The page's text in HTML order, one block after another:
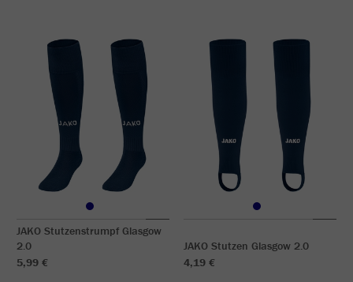
JAKO Stutzenstrumpf Glasgow
2.0
5,99 €
JAKO Stutzen Glasgow 2.0
4,19 €